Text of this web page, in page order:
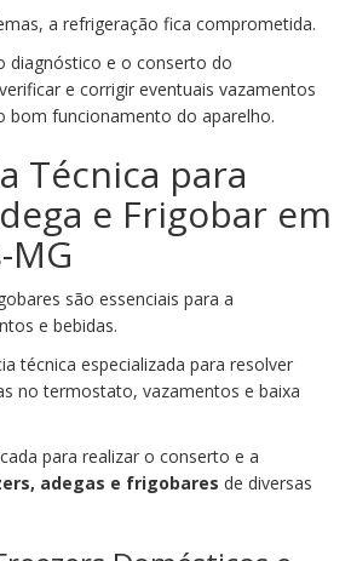
a refrigeração fica comprometida.
diagnóstico e o conserto do
e corrigir eventuais vazamentos
bom funcionamento do aparelho.
Técnica para
e Frigobar em
MG
são essenciais para a
e bebidas.
técnica especializada para resolver
no termostato, vazamentos e baixa
para realizar o conserto e a
adegas e frigobares de diversas